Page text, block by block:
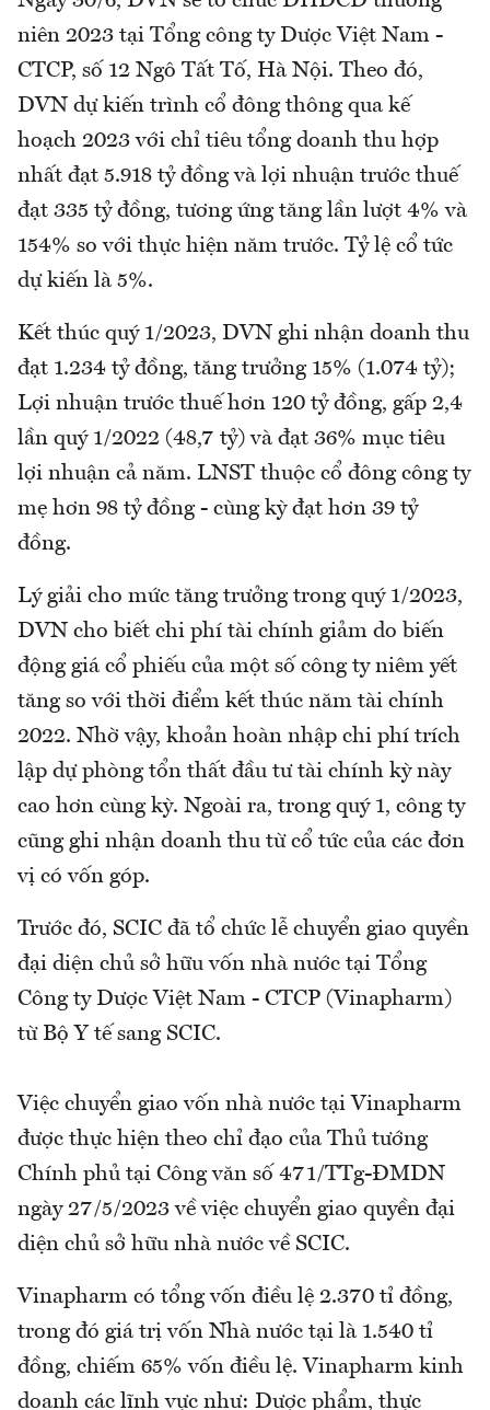
niên 2023 tại Tổng công ty Dược Việt Nam -
CTCP, số 12 Ngô Tất Tố, Hà Nội. Theo đó,
DVN dự kiến trình cổ đông thông qua kế
hoạch 2023 với chỉ tiêu tổng doanh thu hợp
nhất đạt 5.918 tỷ đồng và lợi nhuận trước thuế
đạt 335 tỷ đồng, tương ứng tăng lần lượt 4% và
154% so với thực hiện năm trước. Tỷ lệ cổ tức
dự kiến là 5%.
Kết thúc quý 1/2023, DVN ghi nhận doanh thu
đạt 1.234 tỷ đồng, tăng trưởng 15% (1.074 tỷ);
Lợi nhuận trước thuế hơn 120 tỷ đồng, gấp 2,4
lần quý 1/2022 (48,7 tỷ) và đạt 36% mục tiêu
lợi nhuận cả năm. LNST thuộc cổ đông công ty
mẹ hơn 98 tỷ đồng - cùng kỳ đạt hơn 39 tỷ
đồng.
Lý giải cho mức tăng trưởng trong quý 1/2023,
DVN cho biết chi phí tài chính giảm do biến
động giá cổ phiếu của một số công ty niêm yết
tăng so với thời điểm kết thúc năm tài chính
2022. Nhờ vậy, khoản hoàn nhập chi phí trích
lập dự phòng tổn thất đầu tư tài chính kỳ này
cao hơn cùng kỳ. Ngoài ra, trong quý 1, công ty
cũng ghi nhận doanh thu từ cổ tức của các đơn
vị có vốn góp.
Trước đó, SCIC đã tổ chức lễ chuyển giao quyền
đại diện chủ sở hữu vốn nhà nước tại Tổng
Công ty Dược Việt Nam - CTCP (Vinapharm)
từ Bộ Y tế sang SCIC.
Việc chuyển giao vốn nhà nước tại Vinapharm
được thực hiện theo chỉ đạo của Thủ tướng
Chính phủ tại Công văn số 471/TTg-ĐMDN
ngày 27/5/2023 về việc chuyển giao quyền đại
diện chủ sở hữu nhà nước về SCIC.
Vinapharm có tổng vốn điều lệ 2.370 tỉ đồng,
trong đó giá trị vốn Nhà nước tại là 1.540 tỉ
đồng, chiếm 65% vốn điều lệ. Vinapharm kinh
doanh các lĩnh vực như: Dược phẩm, thực